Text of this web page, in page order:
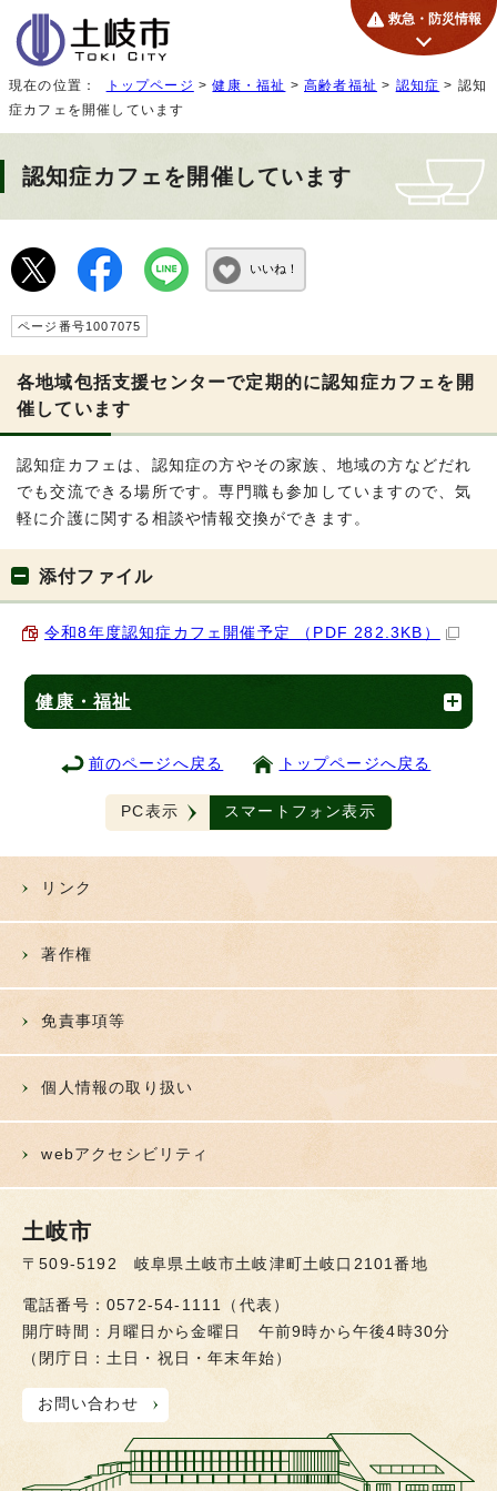
救急・防災情報
現在の位置： トップページ >健康・福祉 >高齢者福祉 > 認知症 > 認知
症カフェを開催しています
認知症カフェを開催しています
いいね！
ページ番号1007075
各地域包括支援センターで定期的に認知症カフェを開
催しています
認知症カフェは、認知症の方やその家族、地域の方などだれ
でも交流できる場所です。専門職も参加していますので、気
軽に介護に関する相談や情報交換ができます。
添付ファイル
令和8年度認知症カフェ開催予定 （PDF 282.3KB）
健康・福祉
前のページへ戻る トップページへ戻る
PC表示 スマートフォン表示
リンク
著作権
免責事項等
個人情報の取り扱い
webアクセシビリティ
土岐市
〒509-5192 岐阜県土岐市土岐津町土岐口2101番地
電話番号：0572-54-1111（代表）
開庁時間：月曜日から金曜日 午前9時から午後4時30分
（閉庁日：土日・祝日・年末年始）
お問い合わせ